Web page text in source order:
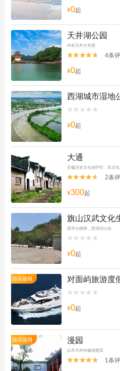
¥0起
天井湖公园
内有天井大奇观

 4条
¥0起
西湖城市湿地


¥0起
大通
安徽历史文化保护区，其文化

 2条
¥300起
旗山汉武文化
观亭台楼阁，赏湖光山色


¥0起
随买随用 对面屿旅游度


¥0起
随买随用 漫园
以木为本的徽派建筑

 1条